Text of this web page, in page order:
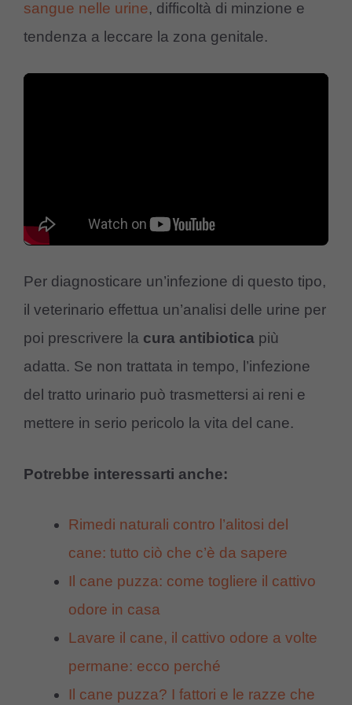
sangue nelle urine, difficoltà di minzione e
tendenza a leccare la zona genitale.
Per diagnosticare un’infezione di questo tipo,
il veterinario effettua un’analisi delle urine per
poi prescrivere la cura antibiotica più
adatta. Se non trattata in tempo, l’infezione
del tratto urinario può trasmettersi ai reni e
mettere in serio pericolo la vita del cane.
Potrebbe interessarti anche:
Rimedi naturali contro l’alitosi del
cane: tutto ciò che c’è da sapere
Il cane puzza: come togliere il cattivo
odore in casa
Lavare il cane, il cattivo odore a volte
permane: ecco perché
Il cane puzza? I fattori e le razze che